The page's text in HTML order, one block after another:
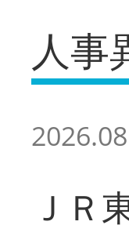
人事
ＪＲ